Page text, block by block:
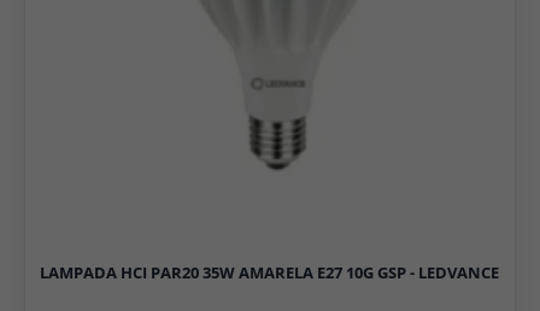
LAMPADA HCI PAR20 35W AMARELA E27 10G GSP - LEDVANCE